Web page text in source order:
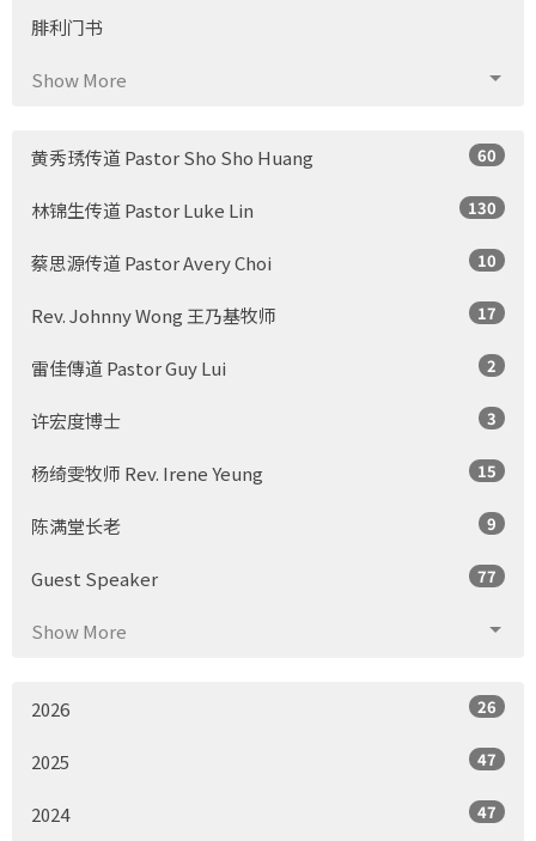
腓利门书
Show More
黄秀琇传道 Pastor Sho Sho Huang 60
林锦生传道 Pastor Luke Lin 130
蔡思源传道 Pastor Avery Choi 10
Rev. Johnny Wong 王乃基牧师 17
雷佳傳道 Pastor Guy Lui 2
许宏度博士 3
杨绮雯牧师 Rev. Irene Yeung 15
陈满堂长老 9
Guest Speaker 77
Show More
2026 26
2025 47
2024 47